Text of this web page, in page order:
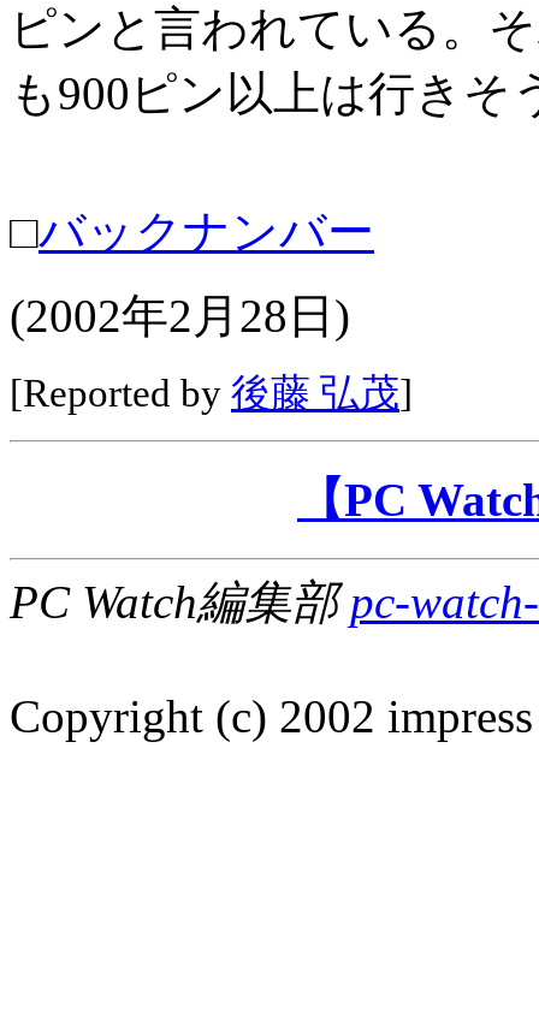
ピンと言われている。
も900ピン以上は行きそ
□バックナンバー
(2002年2月28日)
[Reported by 後藤 弘茂]
【PC
PC Watch編集部pc-
Copyright (c) 2002